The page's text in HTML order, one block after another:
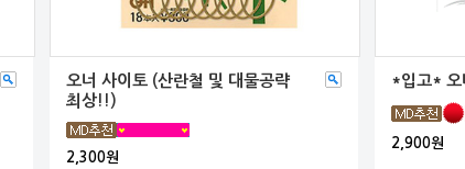
오너 사이토 (산란철 및 대물공략
최상!!)
2,300원
*입고* 오
2,900원